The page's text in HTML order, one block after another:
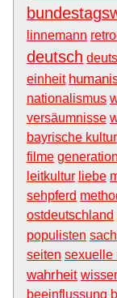
linnemann
deutsch
einheit
nationalismus
versäumnisse
bayrische kultur
filme
leitkultur liebe
sehpferd
ostdeutschland
populisten
seiten sexuelle
wahrheit
beeinflussung